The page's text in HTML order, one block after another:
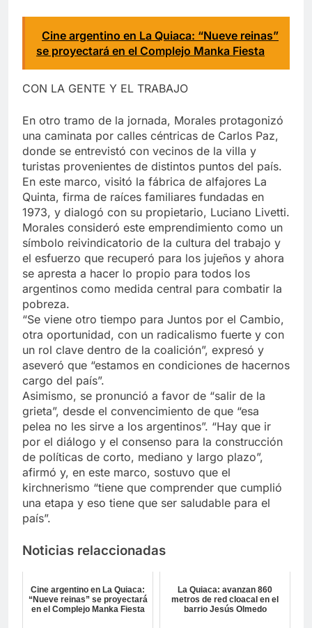
Cine argentino en La Quiaca: “Nueve reinas”
se proyectará en el Complejo Manka Fiesta
CON LA GENTE Y EL TRABAJO
En otro tramo de la jornada, Morales protagonizó
una caminata por calles céntricas de Carlos Paz,
donde se entrevistó con vecinos de la villa y
turistas provenientes de distintos puntos del país.
En este marco, visitó la fábrica de alfajores La
Quinta, firma de raíces familiares fundadas en
1973, y dialogó con su propietario, Luciano Livetti.
Morales consideró este emprendimiento como un
símbolo reivindicatorio de la cultura del trabajo y
el esfuerzo que recuperó para los jujeños y ahora
se apresta a hacer lo propio para todos los
argentinos como medida central para combatir la
pobreza.
“Se viene otro tiempo para Juntos por el Cambio,
otra oportunidad, con un radicalismo fuerte y con
un rol clave dentro de la coalición”, expresó y
aseveró que “estamos en condiciones de hacernos
cargo del país”.
Asimismo, se pronunció a favor de “salir de la
grieta”, desde el convencimiento de que “esa
pelea no les sirve a los argentinos”. “Hay que ir
por el diálogo y el consenso para la construcción
de políticas de corto, mediano y largo plazo”,
afirmó y, en este marco, sostuvo que el
kirchnerismo “tiene que comprender que cumplió
una etapa y eso tiene que ser saludable para el
país”.
Noticias relaccionadas
Cine argentino en La Quiaca:
“Nueve reinas” se proyectará
en el Complejo Manka Fiesta
La Quiaca: avanzan 860
metros de red cloacal en el
barrio Jesús Olmedo